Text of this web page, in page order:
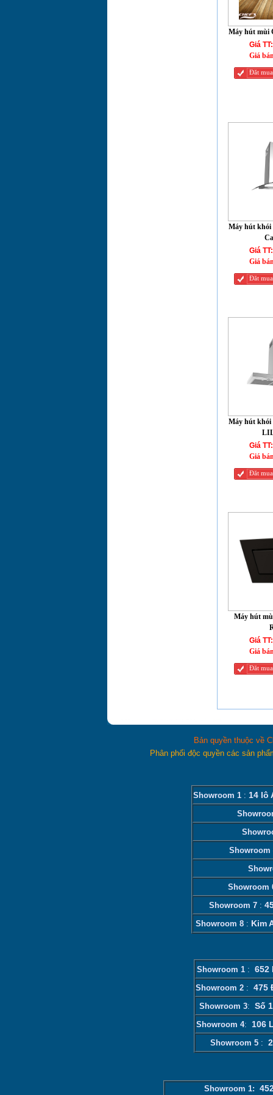
Máy hút mùi
Giá TT:
Giá
Đăt mua
Máy hút khói
Giá TT:
Giá
Đăt mua
Máy hút khói
Giá TT:
Giá
Đăt mua
Máy hút
Giá TT:
Giá
Đăt mua
Bản quyền thuộc về
Phân phối độc quyền các sản
Showroom 1 : 14 lô
Showroom
Showroom
Showroom 7 :
Showroom 8 : Kim
Showroom 1 : 652
Showroom 2 : 475
Showroom 3: Số
Showroom 4: 106
Showroom 5 :
Showroom 1: